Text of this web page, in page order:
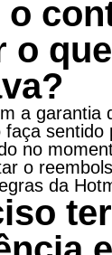
o
o
a garantia
faça sentido
no
o
da
ter